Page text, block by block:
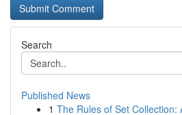
Search
Published News
1 The Rules of Set Collection: